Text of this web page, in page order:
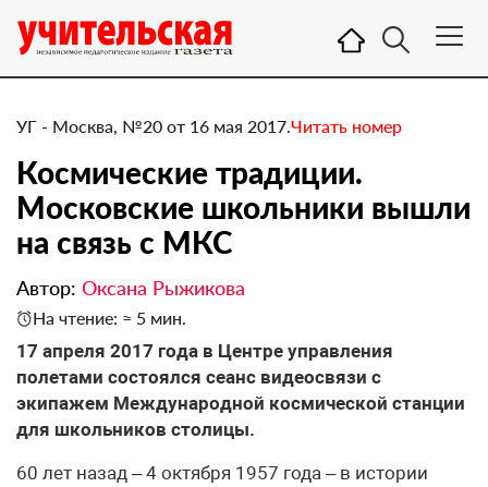
УГ - Москва, №20 от 16 мая 2017.Читать номер
Космические традиции.
Московские школьники вышли
на связь с МКС
Автор: Оксана Рыжикова
На чтение: ≈ 5 мин.
​17 апреля 2017 года в Центре управления
полетами состоялся сеанс видеосвязи с
экипажем Международной космической станции
для школьников столицы.
60 лет назад – 4 октября 1957 года – в истории